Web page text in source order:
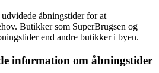
åbningstider for at
Butikker som SuperBrugsen og
end andre butikker i byen.
information om åbningstider